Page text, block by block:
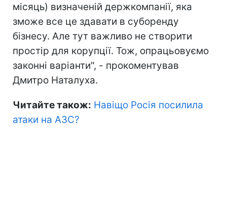
місяць) визначеній держкомпанії, яка
зможе все це здавати в суборенду
бізнесу. Але тут важливо не створити
простір для корупції. Тож, опрацьовуємо
законні варіанти", - прокоментував
Дмитро Наталуха.
Читайте також: Навіщо Росія посилила
атаки на АЗС?